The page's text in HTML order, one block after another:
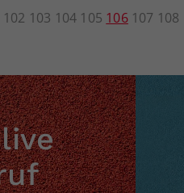
102 103 104 105 106 107 108